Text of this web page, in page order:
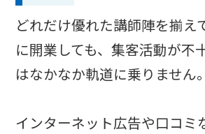
どれだけ優れた講師陣を揃え
に開業しても、集客活動が不
はなかなか軌道に乗りません。
インターネット広告や口コミ